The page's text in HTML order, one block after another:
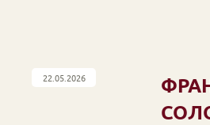
22.05.2026